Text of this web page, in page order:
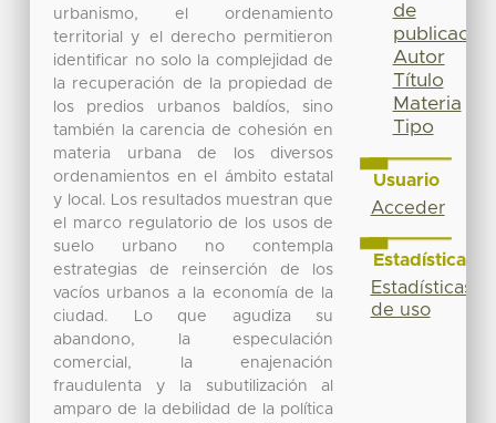
urbanismo, el ordenamiento
territorial y el derecho permitieron
identificar no solo la complejidad de
la recuperación de la propiedad de
los predios urbanos baldíos, sino
también la carencia de cohesión en
materia urbana de los diversos
ordenamientos en el ámbito estatal
y local. Los resultados muestran que
el marco regulatorio de los usos de
suelo urbano no contempla
estrategias de reinserción de los
vacíos urbanos a la economía de la
ciudad. Lo que agudiza su
abandono, la especulación
comercial, la enajenación
fraudulenta y la subutilización al
amparo de la debilidad de la política
de
publicación
Autor
Título
Materia
Tipo
Usuario
Acceder
Estadísticas
Estadísticas
de uso